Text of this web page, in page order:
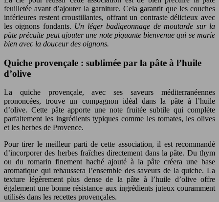
feuilletée avant d’ajouter la garniture. Cela garantit que les couches
inférieures restent croustillantes, offrant un contraste délicieux avec
les oignons fondants. Un léger badigeonnage de moutarde sur la
pâte précuite peut ajouter une note piquante bienvenue qui se marie
bien avec la douceur des oignons.
Quiche provençale : sublimée par la pâte à l’huile
d’olive
La quiche provençale, avec ses saveurs méditerranéennes
prononcées, trouve un compagnon idéal dans la pâte à l’huile
d’olive. Cette pâte apporte une note fruitée subtile qui complète
parfaitement les ingrédients typiques comme les tomates, les olives
et les herbes de Provence.
Pour tirer le meilleur parti de cette association, il est recommandé
d’incorporer des herbes fraîches directement dans la pâte. Du thym
ou du romarin finement haché ajouté à la pâte créera une base
aromatique qui rehaussera l’ensemble des saveurs de la quiche. La
texture légèrement plus dense de la pâte à l’huile d’olive offre
également une bonne résistance aux ingrédients juteux couramment
utilisés dans les recettes provençales.